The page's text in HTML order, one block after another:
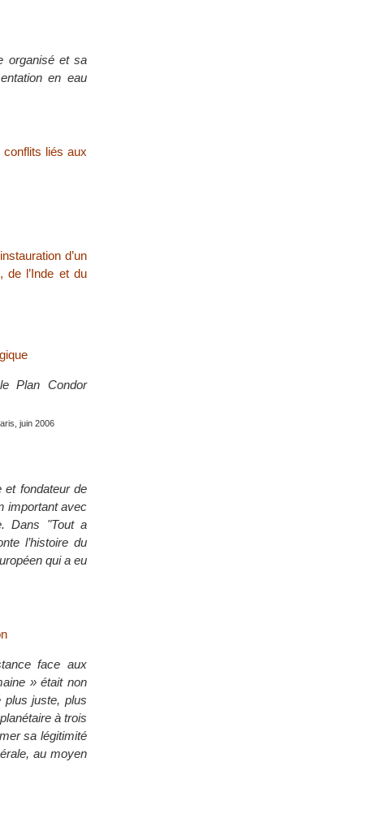
organisé et sa
en eau
conflits liés aux
d’un
de l’Inde et du
Plan Condor
juin 2006
et fondateur de
important avec
Dans "Tout a
l’histoire du
qui a eu
face aux
» était non
plus juste, plus
à trois
sa légitimité
au moyen